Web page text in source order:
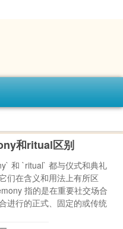
和ritual区别
和 `ritual` 都与仪式和典礼
们在含义和用法上有所区
指的是在重要社交场合
进行的正式、固定的或传统